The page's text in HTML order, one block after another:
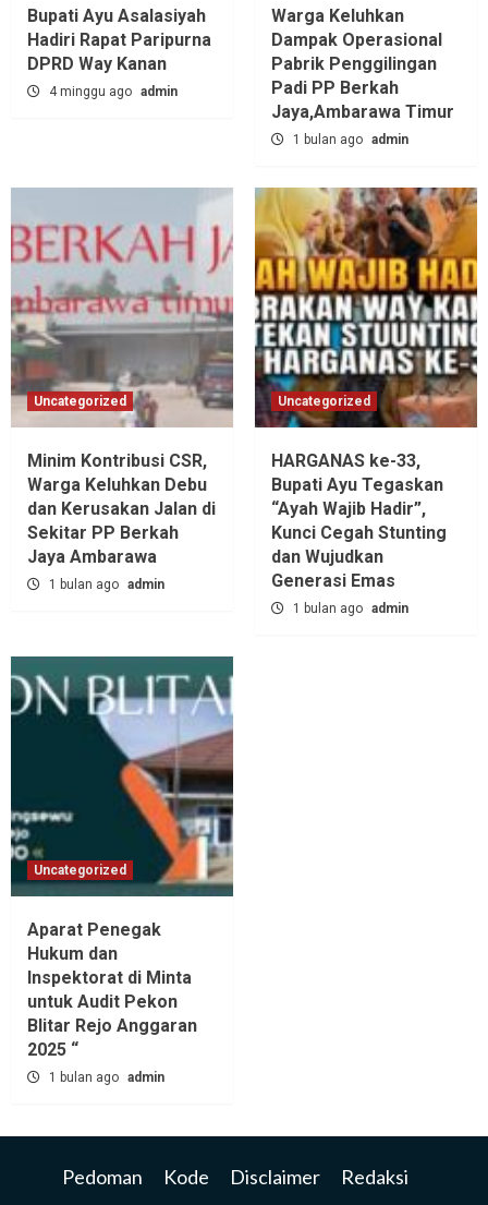
Bupati Ayu Asalasiyah
Hadiri Rapat Paripurna
DPRD Way Kanan
4 minggu ago admin
Warga Keluhkan
Dampak Operasional
Pabrik Penggilingan
Padi PP Berkah
Jaya,‎Ambarawa Timur
1 bulan ago admin
Uncategorized
Minim Kontribusi CSR,
Warga Keluhkan Debu
dan Kerusakan Jalan di
Sekitar PP Berkah
Jaya Ambarawa‎
1 bulan ago admin
Uncategorized
HARGANAS ke-33,
Bupati Ayu Tegaskan
“Ayah Wajib Hadir”,
Kunci Cegah Stunting
dan Wujudkan
Generasi Emas
1 bulan ago admin
Uncategorized
Aparat Penegak
Hukum dan
Inspektorat di Minta
untuk Audit Pekon
Blitar Rejo Anggaran
2025 “
1 bulan ago admin
Pedoman Kode Disclaimer Redaksi